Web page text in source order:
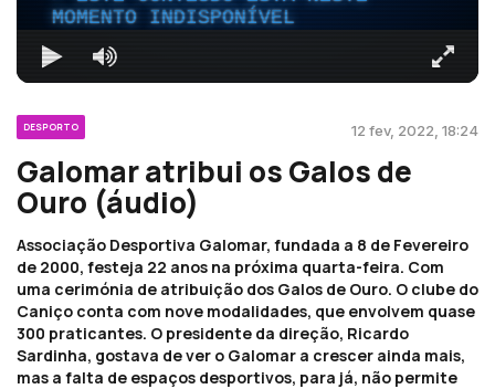
MOMENTO INDISPONÍVEL
DESPORTO 12 fev, 2022, 18:24
Galomar atribui os Galos de
Ouro (áudio)
Associação Desportiva Galomar, fundada a 8 de Fevereiro
de 2000, festeja 22 anos na próxima quarta-feira. Com
uma cerimónia de atribuição dos Galos de Ouro. O clube do
Caniço conta com nove modalidades, que envolvem quase
300 praticantes. O presidente da direção, Ricardo
Sardinha, gostava de ver o Galomar a crescer ainda mais,
mas a falta de espaços desportivos, para já, não permite